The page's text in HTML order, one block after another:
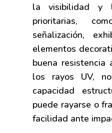
la visibilidad y
prioritarias,
señalización,
elementos
buena
los rayos UV,
capacidad
puede rayarse o
facilidad ante